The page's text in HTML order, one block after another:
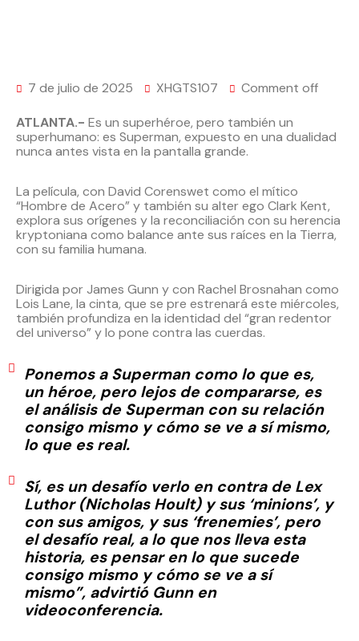
7 de julio de 2025 XHGTS107 Comment off
ATLANTA.- Es un superhéroe, pero también un
superhumano: es Superman, expuesto en una dualidad
nunca antes vista en la pantalla grande.
La película, con David Corenswet como el mítico
“Hombre de Acero” y también su alter ego Clark Kent,
explora sus orígenes y la reconciliación con su herencia
kryptoniana como balance ante sus raíces en la Tierra,
con su familia humana.
Dirigida por James Gunn y con Rachel Brosnahan como
Lois Lane, la cinta, que se pre estrenará este miércoles,
también profundiza en la identidad del “gran redentor
del universo” y lo pone contra las cuerdas.
Ponemos a Superman como lo que es,
un héroe, pero lejos de compararse, es
el análisis de Superman con su relación
consigo mismo y cómo se ve a sí mismo,
lo que es real.
Sí, es un desafío verlo en contra de Lex
Luthor (Nicholas Hoult) y sus ‘minions’, y
con sus amigos, y sus ‘frenemies’, pero
el desafío real, a lo que nos lleva esta
historia, es pensar en lo que sucede
consigo mismo y cómo se ve a sí
mismo”, advirtió Gunn en
videoconferencia.